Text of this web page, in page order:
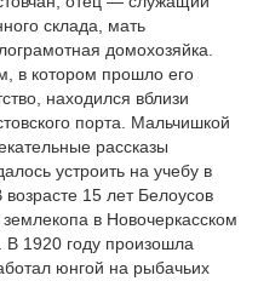
склада, мать
домохозяйка.
в котором прошло его
находился вблизи
порта. Мальчишкой
рассказы
устроить на учебу в
15 лет Белоусов
в Новочеркасском
В 1920 году произошла
юнгой на рыбачьих